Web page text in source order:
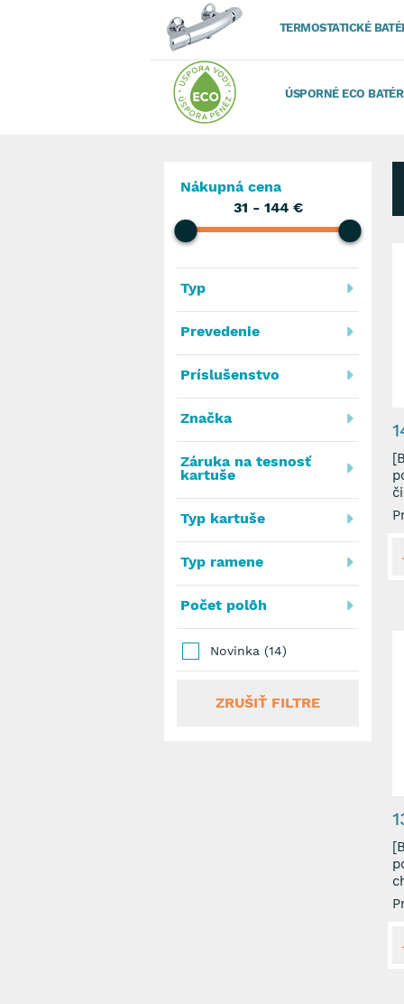
TERMOSTATICKÉ
ÚSPORNÉ ECO
Nákupná cena
31 - 144€
Typ
Prevedenie
Príslušenstvo
Značka
Záruka na tesnosť
kartuše
Typ kartuše
Typ ramene
Počet polôh
Novinka (14)
ZRUŠIŤ FILTRE